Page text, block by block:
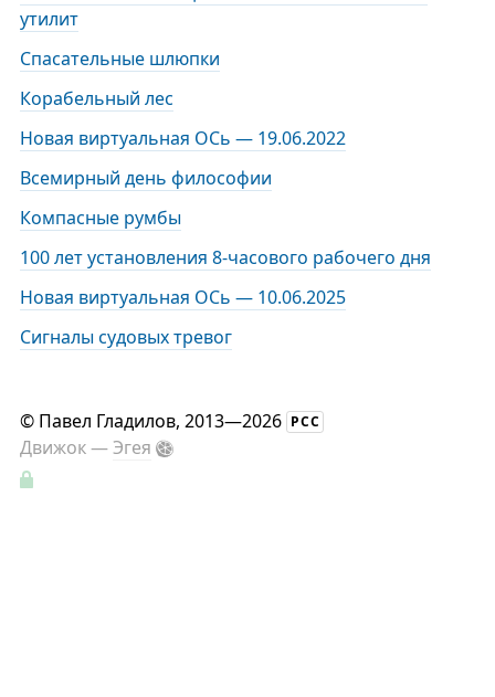
утилит
Спасательные шлюпки
Корабельный лес
Новая виртуальная ОСь — 19.06.2022
Всемирный день философии
Компасные румбы
100 лет установления 8-часового рабочего дня
Новая виртуальная ОСь — 10.06.2025
Сигналы судовых тревог
© Павел Гладилов, 2013—2026 РСС
Движок —Эгея